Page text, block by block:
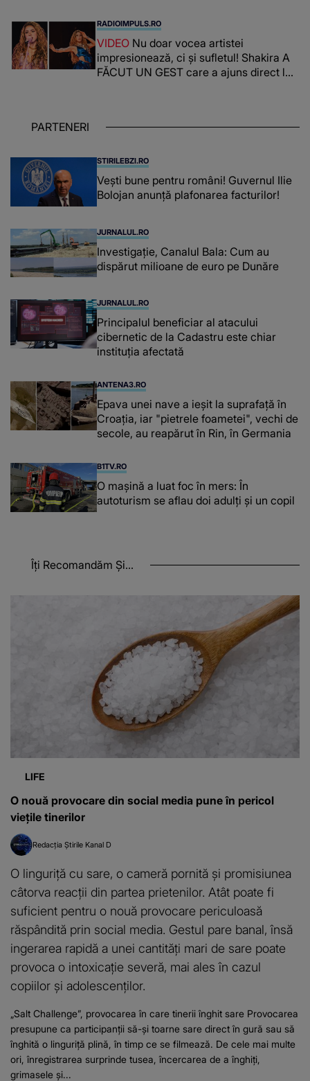
CREDEA CĂ VA VEDEA AȘA CEVA: "Fix
în fața unui..."
RADIOIMPULS.RO
VIDEO Nu doar vocea artistei
impresionează, ci și sufletul! Shakira A
FĂCUT UN GEST care a ajuns direct la
așteptând oportunitatea
PARTENERI
STIRILEBZI.RO
Vești bune pentru români! Guvernul Ilie
Bolojan anunță plafonarea facturilor!
JURNALUL.RO
Investigație, Canalul Bala: Cum au
dispărut milioane de euro pe Dunăre
JURNALUL.RO
Principalul beneficiar al atacului
cibernetic de la Cadastru este chiar
instituţia afectată
ANTENA3.RO
Epava unei nave a ieșit la suprafață în
Croația, iar "pietrele foametei", vechi de
secole, au reapărut în Rin, în Germania
B1TV.RO
O maşină a luat foc în mers: În
autoturism se aflau doi adulți și un copil
Îți Recomandăm Și...
LIFE
O nouă provocare din social media pune în pericol
viețile tinerilor
Redacția Știrile Kanal D
O linguriță cu sare, o cameră pornită și promisiunea
câtorva reacții din partea prietenilor. Atât poate fi
suficient pentru o nouă provocare periculoasă
răspândită prin social media. Gestul pare banal, însă
ingerarea rapidă a unei cantități mari de sare poate
provoca o intoxicație severă, mai ales în cazul
copiilor și adolescenților.
„Salt Challenge”, provocarea în care tinerii înghit sare Provocarea
presupune ca participanții să-și toarne sare direct în gură sau să
înghită o linguriță plină, în timp ce se filmează. De cele mai multe
ori, înregistrarea surprinde tusea, încercarea de a înghiți,
grimasele și...